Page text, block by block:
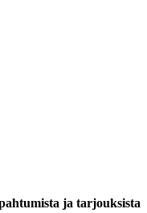
ja tarjouksista